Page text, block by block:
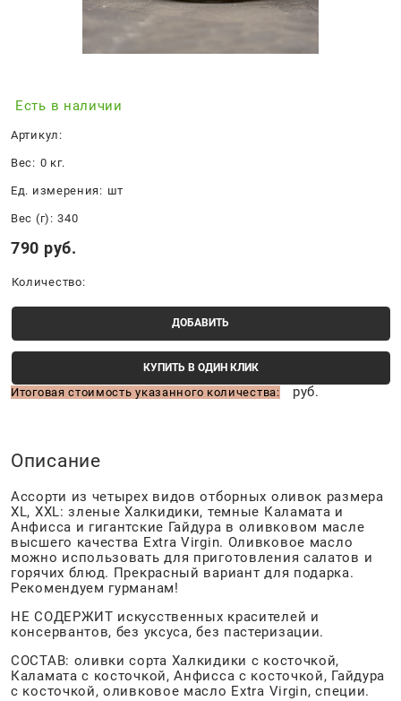
Есть в наличии
Артикул:
Вес: 0 кг.
Ед. измерения: шт
Вес (г): 340
790 руб.
Количество:
ДОБАВИТЬ
КУПИТЬ В ОДИН КЛИК
Итоговая стоимость указанного количества: руб.
Описание
Ассорти из четырех видов отборных оливок размера
XL, XXL: зленые Халкидики, темные Каламата и
Анфисса и гигантские Гайдура в оливковом масле
высшего качества Extra Virgin. Оливковое масло
можно использовать для приготовления салатов и
горячих блюд. Прекрасный вариант для подарка.
Рекомендуем гурманам!
НЕ СОДЕРЖИТ искусственных красителей и
консервантов, без уксуса, без пастеризации.
СОСТАВ: оливки сорта Халкидики с косточкой,
Каламата с косточкой, Анфисса с косточкой, Гайдура
с косточкой, оливковое масло Extra Virgin, специи.